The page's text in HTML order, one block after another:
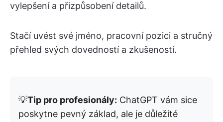
vylepšení a přizpůsobení detailů.
Stačí uvést své jméno, pracovní pozici a stručný
přehled svých dovedností a zkušeností.
💡Tip pro profesionály: ChatGPT vám sice
poskytne pevný základ, ale je důležité